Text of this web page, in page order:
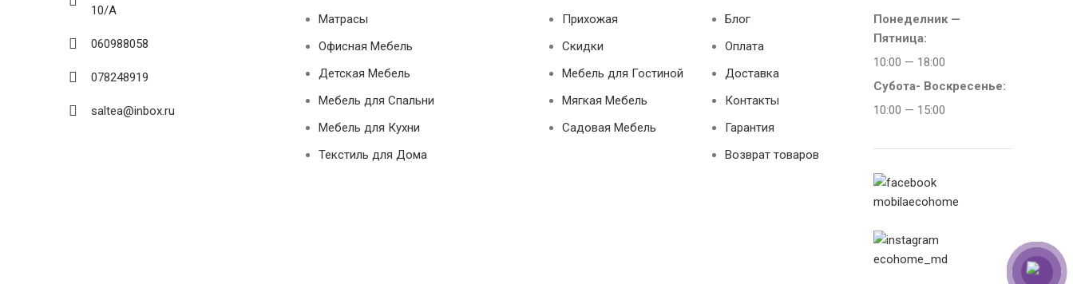
10/A
060988058
078248919
saltea@inbox.ru
Матрасы
Офисная Мебель
Детская Мебель
Мебель для Спальни
Мебель для Кухни
Текстиль для Дома
Прихожая
Скидки
Мебель для Гостиной
Мягкая Мебель
Садовая Мебель
Блог
Оплата
Доставка
Контакты
Гарантия
Возврат товаров
Понеделник —
Пятница:
10:00 — 18:00
Субота- Воскресенье:
10:00 — 15:00